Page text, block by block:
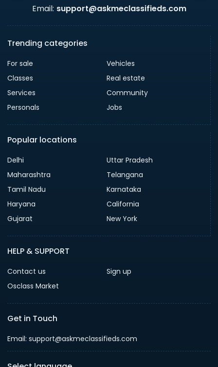
Email: support@askmeclassifieds.com
Trending categories
For sale
Vehicles
Classes
Real estate
Services
Community
Personals
Jobs
Popular locations
Delhi
Uttar Pradesh
Maharashtra
Telangana
Tamil Nadu
Karnataka
Haryana
California
Gujarat
New York
HELP & SUPPORT
Contact us
Sign up
Osclass Market
Get in Touch
Email: support@askmeclassifieds.com